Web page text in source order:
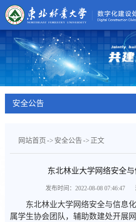
安全公告
网站首页 -> 安全公告-> 正文
东北林业大学网络安全
发布时间：2022-08-08 07:46:47
东北林业大学网络安全与信息
属学生协会团队，辅助数建处开展网